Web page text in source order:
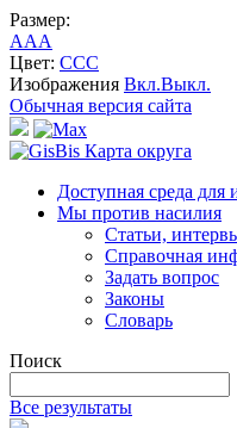
Размер:
AAA
Цвет: CCC
Изображения Вкл.Выкл.
Обычная версия сайта
Карта округа
Доступная среда для
Мы против насилия
Статьи,
Справочная
Задать вопрос
Законы
Словарь
Поиск
Все результаты